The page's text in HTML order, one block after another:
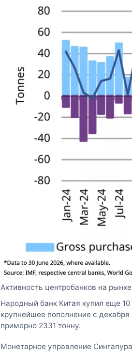
Активность центробанков на
Народный банк Китая купил еще
крупнейшее пополнение с
примерно 2331 тонну.
Монетарное управление